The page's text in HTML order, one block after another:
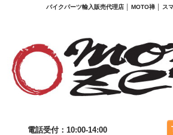
バイクパーツ輸入販売代理店 │ MOTO禅 │ ス
電話受付：10:00-14:00